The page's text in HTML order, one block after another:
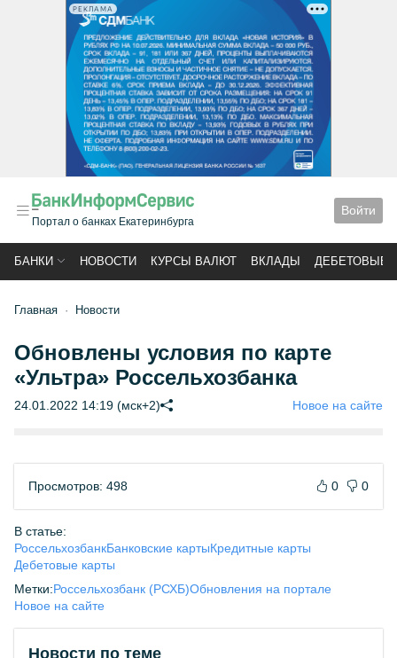
РЕКЛАМА
Портал о банках Екатеринбурга
Войти
БАНКИ НОВОСТИ КУРСЫ ВАЛЮТ ВКЛАДЫ ДЕБЕТОВЫЕ
Главная Новости
Обновлены условия по карте
«Ультра» Россельхозбанка
24.01.2022 14:19 (мск+2) Новое на сайте
Просмотров: 498 0 0
В статье:
РоссельхозбанкБанковские картыКредитные карты
Дебетовые карты
Метки:Россельхозбанк (РСХБ)Обновления на портале
Новое на сайте
Новости по теме